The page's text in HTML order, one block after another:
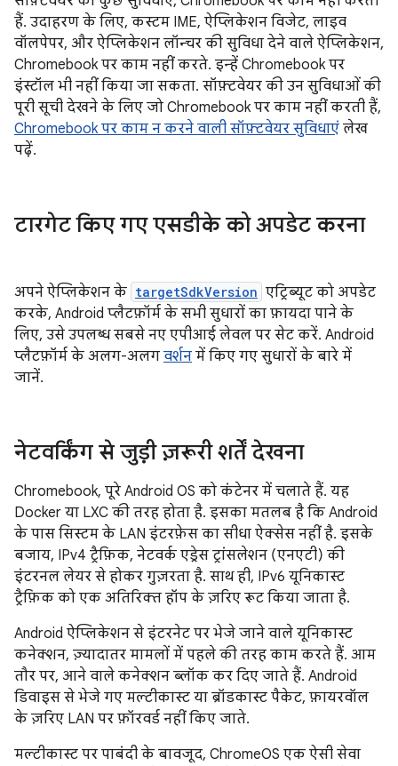
हैं. उदाहरण के लिए, कस्टम IME, ऐप्लिकेशन विजेट, लाइव
वॉलपेपर, और ऐप्लिकेशन लॉन्चर की सुविधा देने वाले ऐप्लिकेशन,
Chromebook पर काम नहीं करते. इन्हें Chromebook पर
इंस्टॉल भी नहीं किया जा सकता. सॉफ़्टवेयर की उन सुविधाओं की
पूरी सूची देखने के लिए जो Chromebook पर काम नहीं करती हैं,
Chromebook पर काम न करने वाली सॉफ़्टवेयर सुविधाएं लेख
पढ़ें.
टारगेट किए गए एसडीके को अपडेट करना
अपने ऐप्लिकेशन के targetSdkVersion एट्रिब्यूट को अपडेट
करके, Android प्लैटफ़ॉर्म के सभी सुधारों का फ़ायदा पाने के
लिए, उसे उपलब्ध सबसे नए एपीआई लेवल पर सेट करें. Android
प्लैटफ़ॉर्म के अलग-अलग वर्शन में किए गए सुधारों के बारे में
जानें.
नेटवर्किंग से जुड़ी ज़रूरी शर्तें देखना
Chromebook, पूरे Android OS को कंटेनर में चलाते हैं. यह
Docker या LXC की तरह होता है. इसका मतलब है कि Android
के पास सिस्टम के LAN इंटरफ़ेस का सीधा ऐक्सेस नहीं है. इसके
बजाय, IPv4 ट्रैफ़िक, नेटवर्क एड्रेस ट्रांसलेशन (एनएटी) की
इंटरनल लेयर से होकर गुज़रता है. साथ ही, IPv6 यूनिकास्ट
ट्रैफ़िक को एक अतिरिक्त हॉप के ज़रिए रूट किया जाता है.
Android ऐप्लिकेशन से इंटरनेट पर भेजे जाने वाले यूनिकास्ट
कनेक्शन, ज़्यादातर मामलों में पहले की तरह काम करते हैं. आम
तौर पर, आने वाले कनेक्शन ब्लॉक कर दिए जाते हैं. Android
डिवाइस से भेजे गए मल्टीकास्ट या ब्रॉडकास्ट पैकेट, फ़ायरवॉल
के ज़रिए LAN पर फ़ॉरवर्ड नहीं किए जाते.
मल्टीकास्ट पर पाबंदी के बावजूद, ChromeOS एक ऐसी सेवा